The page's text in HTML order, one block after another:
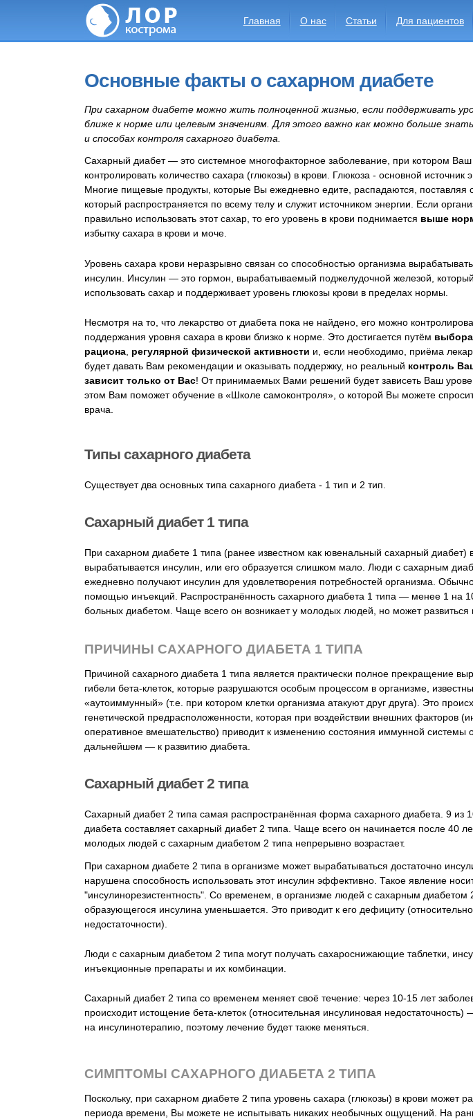
Основные факты о сахарном диабете
При сахарном диабете можно жить полноценной жизнью, если поддерживать
ближе к норме или целевым значениям. Для этого важно как можно больше
и способах контроля сахарного диабета.
Cахарный диабет — это системное многофакторное заболевание, при котором
контролировать количество сахара (глюкозы) в крови. Глюкоза - основной источник
Многие пищевые продукты, которые Вы ежедневно едите, распадаются, поставляя
который распространяется по всему телу и служит источником энергии. Если
правильно использовать этот сахар, то его уровень в крови поднимается выше
избытку сахара в крови и моче.
Уровень сахара крови неразрывно связан со способностью организма
инсулин. Инсулин — это гормон, вырабатываемый поджелудочной железой,
использовать сахар и поддерживает уровень глюкозы крови в пределах нормы.
Несмотря на то, что лекарство от диабета пока не найдено, его можно
поддержания уровня сахара в крови близко к норме. Это достигается путём
рациона регулярной физической активности и, если необходимо, приёма
будет давать Вам рекомендации и оказывать поддержку, но реальный контроль
зависит только от Вас! От принимаемых Вами решений будет зависеть Ваш
этом Вам поможет обучение в «Школе самоконтроля», о которой Вы можете
врача.
Типы сахарного диабета
Существует два основных типа сахарного диабета - 1 тип и 2 тип.
Сахарный диабет 1 типа
При сахарном диабете 1 типа (ранее известном как ювенальный сахарный диабет)
вырабатывается инсулин, или его образуется слишком мало. Люди с сахарным
ежедневно получают инсулин для удовлетворения потребностей организма.
помощью инъекций. Распространённость сахарного диабета 1 типа — менее 1 на
больных диабетом. Чаще всего он возникает у молодых людей, но может развиться
ПРИЧИНЫ САХАРНОГО ДИАБЕТА 1 ТИПА
Причиной сахарного диабета 1 типа является практически полное прекращение
гибели бета-клеток, которые разрушаются особым процессом в организме,
«аутоиммунный» (т.е. при котором клетки организма атакуют друг друга). Это
генетической предрасположенности, которая при воздействии внешних факторов
оперативное вмешательство) приводит к изменению состояния иммунной системы
дальнейшем — к развитию диабета.
Сахарный диабет 2 типа
Сахарный диабет 2 типа самая распространённая форма сахарного диабета. 9 из
диабета составляет сахарный диабет 2 типа. Чаще всего он начинается после 40
молодых людей с сахарным диабетом 2 типа непрерывно возрастает.
При сахарном диабете 2 типа в организме может вырабатываться достаточно
нарушена способность использовать этот инсулин эффективно. Такое явление
"инсулинорезистентность". Со временем, в организме людей с сахарным диабетом
образующегося инсулина уменьшается. Это приводит к его дефициту
недостаточности).
Люди с сахарным диабетом 2 типа могут получать сахароснижающие таблетки,
инъекционные препараты и их комбинации.
Сахарный диабет 2 типа со временем меняет своё течение: через 10-15 лет
происходит истощение бета-клеток (относительная инсулиновая недостаточность)
на инсулинотерапию, поэтому лечение будет также меняться.
СИМПТОМЫ САХАРНОГО ДИАБЕТА 2 ТИПА
Поскольку, при сахарном диабете 2 типа уровень сахара (глюкозы) в крови может
периода времени, Вы можете не испытывать никаких необычных ощущений. На
Главная О нас Статьи Для пациентов